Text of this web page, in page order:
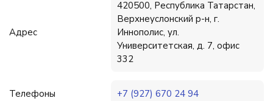
Адрес
420500, Республика Татарстан,
Верхнеуслонский р-н, г.
Иннополис, ул.
Университетская, д. 7, офис
332
Телефоны +7 (927) 670 24 94